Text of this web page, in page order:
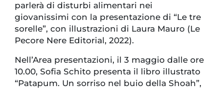
parlerà di disturbi alimentari nei
giovanissimi con la presentazione di “Le tre
sorelle”, con illustrazioni di Laura Mauro (Le
Pecore Nere Editorial, 2022).
Nell’Area presentazioni, il 3 maggio dalle ore
10.00, Sofia Schito presenta il libro illustrato
“Patapum. Un sorriso nel buio della Shoah”,